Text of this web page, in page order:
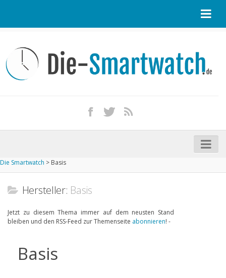
Kontakt / Tipp geben
Impressum
iPhone kaufen
Startseite
Aktuelle Smartwatches im Test
Marken und Modelle
BASE
Die Smartwatch > Basis
Hersteller: Basis
Jetzt zu diesem Thema immer auf dem neusten Stand
bleiben und den RSS-Feed zur Themenseite abonnieren! -
Basis